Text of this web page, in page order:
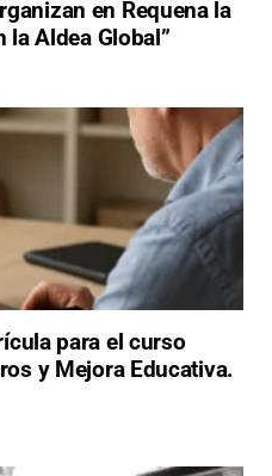
en Requena la
la Aldea Global”
para el curso
y Mejora Educativa.